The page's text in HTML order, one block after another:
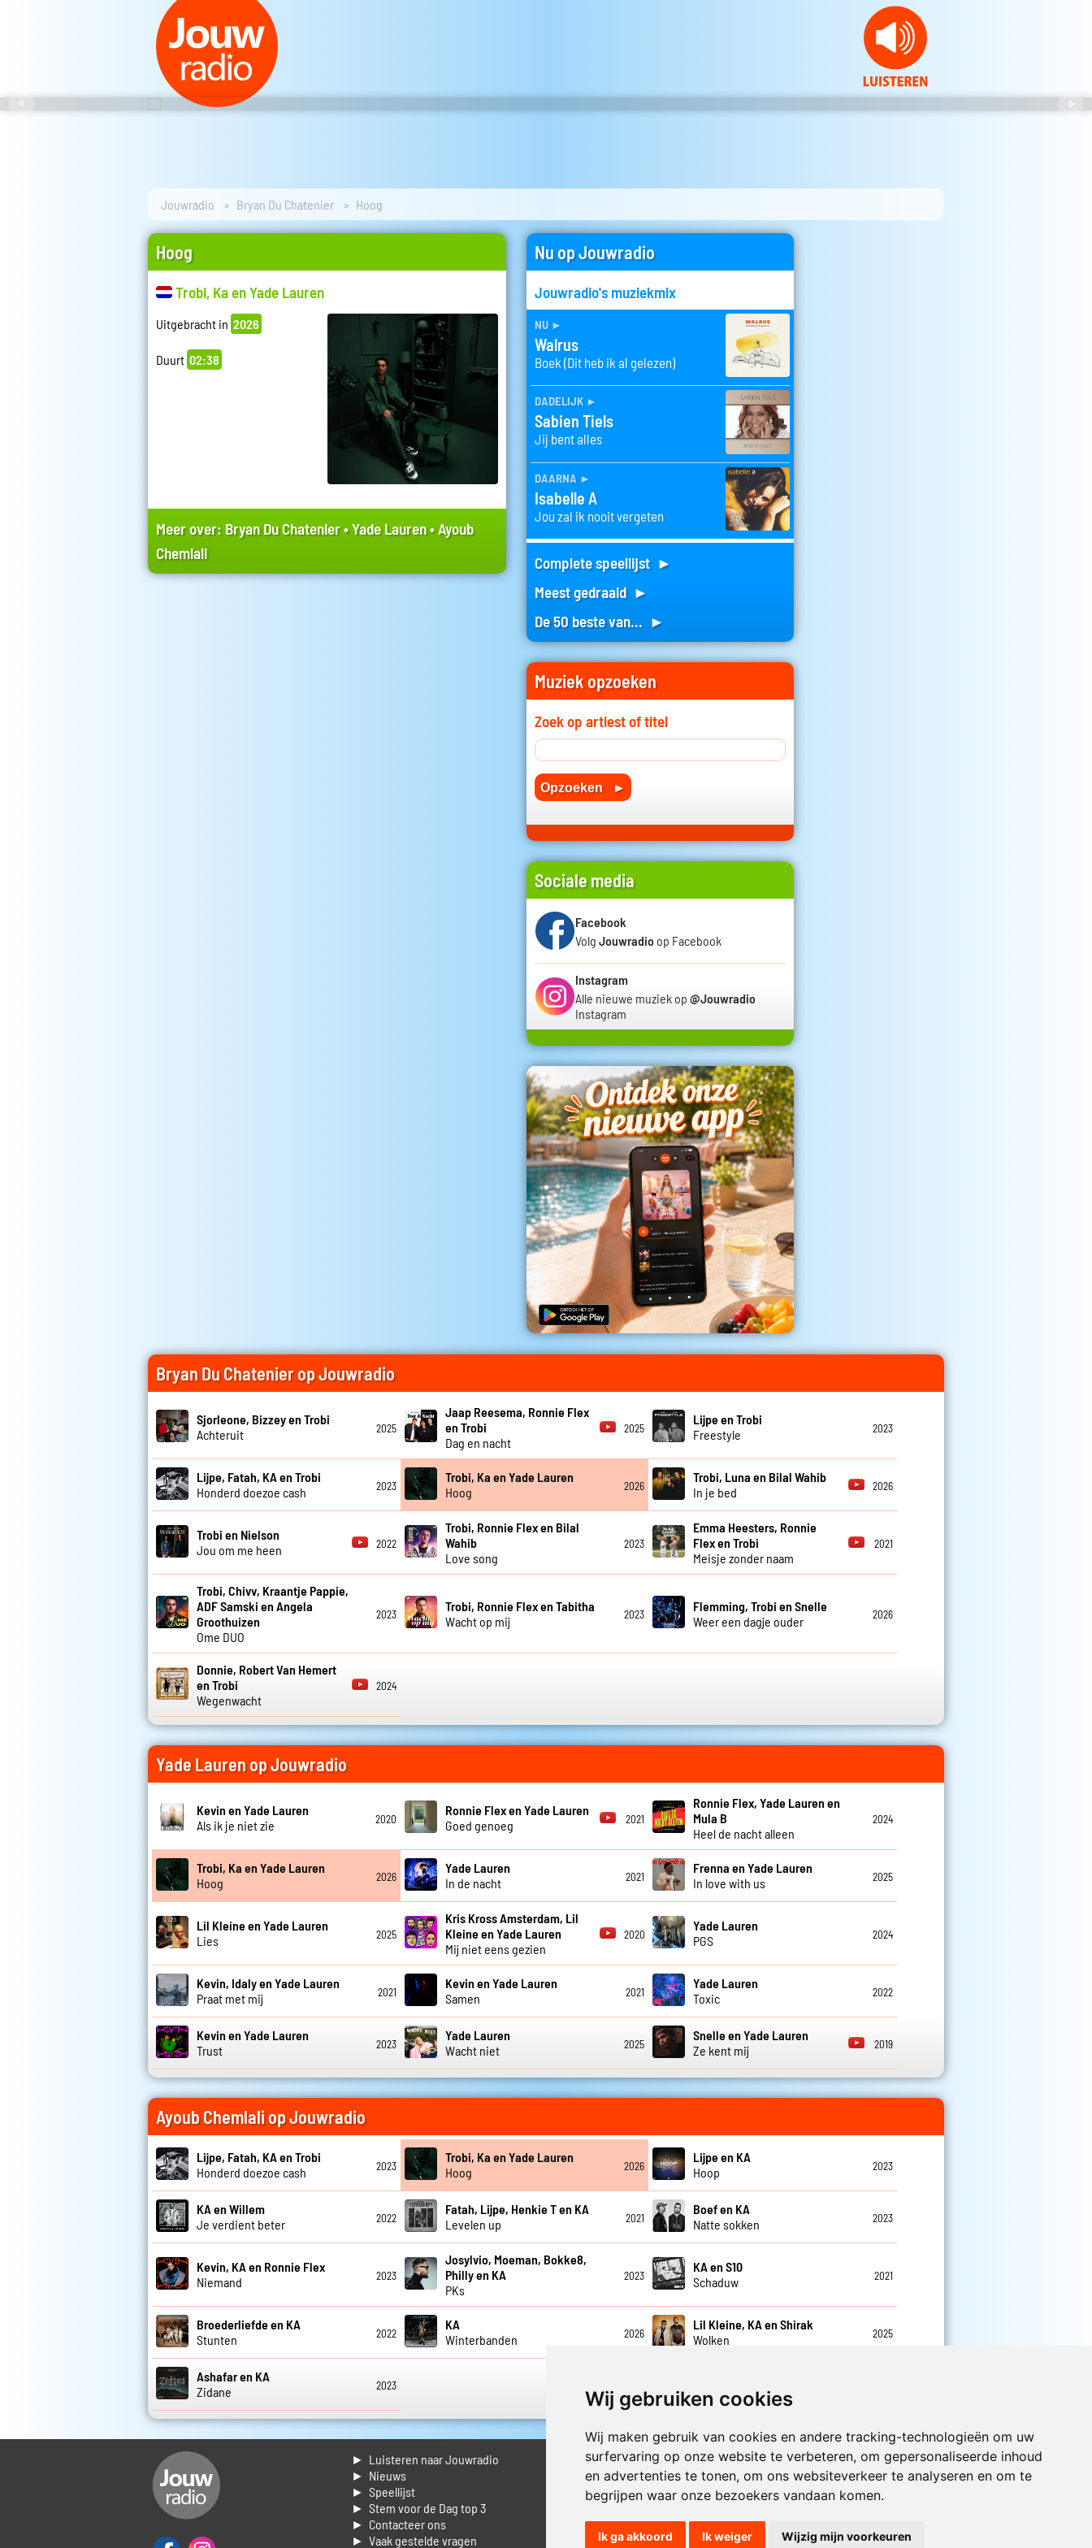
Wij gebruiken cookies
Wij maken gebruik van cookies en andere tracking-technologieën om uw
surfervaring op onze website te verbeteren, om gepersonaliseerde inhoud
en advertenties te tonen, om ons websiteverkeer te analyseren en om te
begrijpen waar onze bezoekers vandaan komen.
Ik ga akkoord Ik weiger Wijzig mijn voorkeuren
Jouwradio Bryan Du Chatenier Hoog
Hoog
Trobi, Ka en Yade Lauren
Uitgebracht in 2026
Duurt 02:38
Meer over: Bryan Du Chatenier•Yade Lauren•Ayoub
Chemlali
Nu op Jouwradio
Jouwradio's muziekmix
nu ►
Walrus
Boek (Dit heb ik al gelezen)
dadelijk ►
Sabien Tiels
Jij bent alles
daarna ►
Isabelle A
Jou zal ik nooit vergeten
Complete speellijst ►
Meest gedraaid ►
De 50 beste van... ►
Muziek opzoeken
Zoek op artiest of titel
Sociale media
Facebook
Volg Jouwradio op Facebook
Instagram
Alle nieuwe muziek op @Jouwradio
Instagram
Bryan Du Chatenier op Jouwradio
Sjorleone, Bizzey en Trobi
Achteruit
2025
Jaap Reesema, Ronnie Flex
en Trobi
Dag en nacht
2025
Lijpe en Trobi
Freestyle
2023
Lijpe, Fatah, KA en Trobi
Honderd doezoe cash
2023
Trobi, Ka en Yade Lauren
Hoog
2026
Trobi, Luna en Bilal Wahib
In je bed
2026
Trobi en Nielson
Jou om me heen
2022
Trobi, Ronnie Flex en Bilal
Wahib
Love song
2023
Emma Heesters, Ronnie
Flex en Trobi
Meisje zonder naam
2021
Trobi, Chivv, Kraantje Pappie,
ADF Samski en Angela
Groothuizen
Ome DUO
2023
Trobi, Ronnie Flex en Tabitha
Wacht op mij
2023
Flemming, Trobi en Snelle
Weer een dagje ouder
2026
Donnie, Robert Van Hemert
en Trobi
Wegenwacht
2024
Yade Lauren op Jouwradio
Kevin en Yade Lauren
Als ik je niet zie
2020
Ronnie Flex en Yade Lauren
Goed genoeg
2021
Ronnie Flex, Yade Lauren en
Mula B
Heel de nacht alleen
2024
Trobi, Ka en Yade Lauren
Hoog
2026
Yade Lauren
In de nacht
2021
Frenna en Yade Lauren
In love with us
2025
Lil Kleine en Yade Lauren
Lies
2025
Kris Kross Amsterdam, Lil
Kleine en Yade Lauren
Mij niet eens gezien
2020
Yade Lauren
PGS
2024
Kevin, Idaly en Yade Lauren
Praat met mij
2021
Kevin en Yade Lauren
Samen
2021
Yade Lauren
Toxic
2022
Kevin en Yade Lauren
Trust
2023
Yade Lauren
Wacht niet
2025
Snelle en Yade Lauren
Ze kent mij
2019
Ayoub Chemlali op Jouwradio
Lijpe, Fatah, KA en Trobi
Honderd doezoe cash
2023
Trobi, Ka en Yade Lauren
Hoog
2026
Lijpe en KA
Hoop
2023
KA en Willem
Je verdient beter
2022
Fatah, Lijpe, Henkie T en KA
Levelen up
2021
Boef en KA
Natte sokken
2023
Kevin, KA en Ronnie Flex
Niemand
2023
Josylvio, Moeman, Bokke8,
Philly en KA
PKs
2023
KA en S10
Schaduw
2021
Broederliefde en KA
Stunten
2022
KA
Winterbanden
2026
Lil Kleine, KA en Shirak
Wolken
2025
Ashafar en KA
Zidane
2023
► Luisteren naar Jouwradio
► Nieuws
► Speellijst
► Stem voor de Dag top 3
► Contacteer ons
► Vaak gestelde vragen
► Livestream informatie
► Muziek opzoeken
► Vlaamse 100 Aller tijden
► De 50 beste van...
► Adverteren op Jouwradio
► Cookie voorkeuren wijzigen
Luister nu naar Jouwradio! De beste
Nederlandstalige muziek uit de lage
landen hoor je hier al 20 jaar. In
of smartphone.